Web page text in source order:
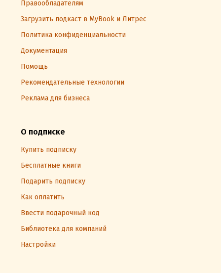
Правообладателям
Загрузить подкаст в MyBook и Литрес
Политика конфиденциальности
Документация
Помощь
Рекомендательные технологии
Реклама для бизнеса
О подписке
Купить подписку
Бесплатные книги
Подарить подписку
Как оплатить
Ввести подарочный код
Библиотека для компаний
Настройки